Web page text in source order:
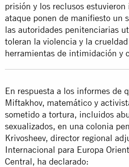
prisión y los reclusos
ataque ponen de manifiesto un
las autoridades penitenciarias
toleran la violencia y la
herramientas de intimidación y
En respuesta a los informes de
Miftakhov, matemático y
sometido a tortura, incluidos
sexualizados, en una colonia
Krivosheev, director regional
Internacional para Europa
Central, ha declarado: